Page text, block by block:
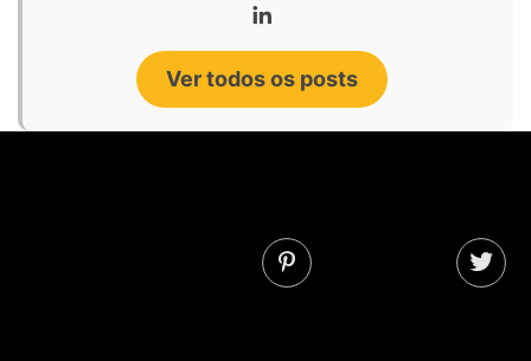
Ver todos os posts